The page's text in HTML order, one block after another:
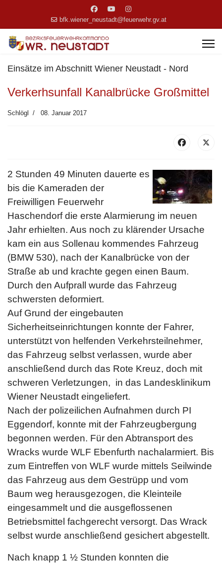
bfk.wiener_neustadt@feuerwehr.gv.at
Einsätze im Abschnitt Wiener Neustadt - Nord
Verkerhsunfall Kanalbrücke Großmittel
Schlögl 08. Januar 2017
2 Stunden 49 Minuten dauerte es
bis die Kameraden der
Freiwilligen Feuerwehr
Haschendorf die erste Alarmierung im neuen
Jahr erhielten. Aus noch zu klärender Ursache
kam ein aus Sollenau kommendes Fahrzeug
(BMW 530), nach der Kanalbrücke von der
Straße ab und krachte gegen einen Baum.
Durch den Aufprall wurde das Fahrzeug
schwersten deformiert.
Auf Grund der eingebauten
Sicherheitseinrichtungen konnte der Fahrer,
unterstützt von helfenden Verkehrsteilnehmer,
das Fahrzeug selbst verlassen, wurde aber
anschließend durch das Rote Kreuz, doch mit
schweren Verletzungen, in das Landesklinikum
Wiener Neustadt eingeliefert.
Nach der polizeilichen Aufnahmen durch PI
Eggendorf, konnte mit der Fahrzeugbergung
begonnen werden. Für den Abtransport des
Wracks wurde WLF Ebenfurth nachalarmiert. Bis
zum Eintreffen von WLF wurde mittels Seilwinde
das Fahrzeug aus dem Gestrüpp und vom
Baum weg herausgezogen, die Kleinteile
eingesammelt und die ausgeflossenen
Betriebsmittel fachgerecht versorgt. Das Wrack
selbst wurde anschließend gesichert abgestellt.
Nach knapp 1 ½ Stunden konnten die